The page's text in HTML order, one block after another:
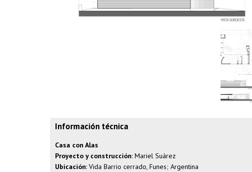
Información técnica
Casa con Alas
Proyecto y construcción: Mariel Suárez
Ubicación: Vida Barrio cerrado, Funes; Argentina